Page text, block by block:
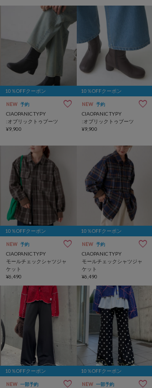
10％OFFクーポン
NEW 予約
CIAOPANIC TYPY
:オブリックトゥブーツ
¥9,900
10％OFFクーポン
NEW 予約
CIAOPANIC TYPY
:オブリックトゥブーツ
¥9,900
10％OFFクーポン
NEW 予約
CIAOPANIC TYPY
モールチェックシャツジャ
ケット
¥6,490
10％OFFクーポン
NEW 予約
CIAOPANIC TYPY
モールチェックシャツジャ
ケット
¥6,490
10％OFFクーポン
NEW 一部予約
10％OFFクーポン
NEW 一部予約